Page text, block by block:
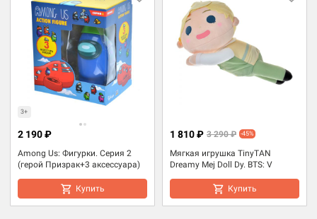
3+
Among Us: Фигурки. Серия 2
(герой Призрак+3 аксессуара)
2 190 ₽
Купить
Мягкая игрушка TinyTAN
Dreamy Mej Doll Dy. BTS: V
1 810 ₽ 3 290 ₽ -45%
Купить